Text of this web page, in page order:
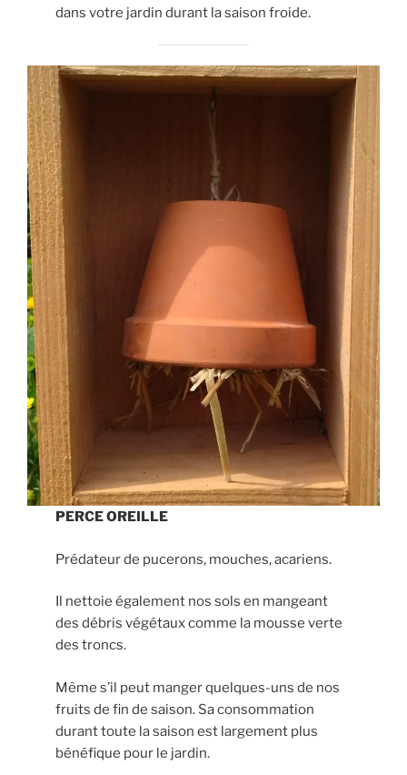
dans votre jardin durant la saison froide.
PERCE OREILLE
Prédateur de pucerons, mouches, acariens.
Il nettoie également nos sols en mangeant
des débris végétaux comme la mousse verte
des troncs.
Même s’il peut manger quelques-uns de nos
fruits de fin de saison. Sa consommation
durant toute la saison est largement plus
bénéfique pour le jardin.